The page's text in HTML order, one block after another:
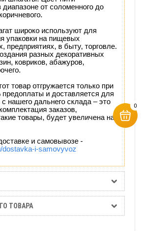
диапазоне от соломенного до
широко используют для
упаковки на пищевых
предприятиях, в быту, торговле.
разных декоративных
ковриков, абажуров,
товар отгружается только при
предоплаты и доставляется для
нашего дальнего склада – это
заказов,
товары, будет увеличена на
и самовывозе -
dostavka-i-samovyvoz
ТОВАРА
0